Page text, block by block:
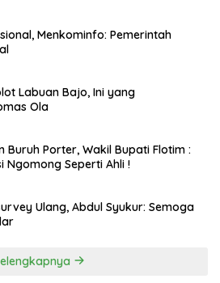
Menkominfo: Pemerintah
Labuan Bajo, Ini yang
Ola
Buruh Porter, Wakil Bupati Flotim :
Ngomong Seperti Ahli !
Ulang, Abdul Syukur: Semoga